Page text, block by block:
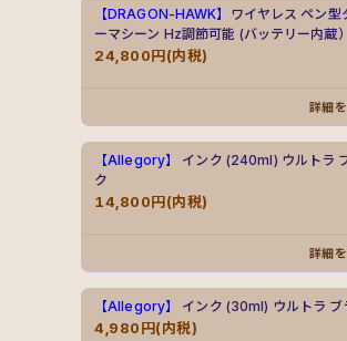
【DRAGON-HAWK】 ワイヤレス ペン型
ーマシーン Hz調節可能 (バッテリー内蔵）
24,800円(内税)
詳細
【Allegory】
インク (240ml) ウルトラ
ク
14,800円(内税)
詳細
【Allegory】 インク (30ml) ウルトラ ブ
4,980円(内税)